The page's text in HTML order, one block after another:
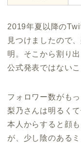
2019年夏以降の
見つけましたので
明。そこから割り
公式発表ではない
フォロワー数がも
梨乃さんは明るく
本人からすると顔
が、少し陰のある